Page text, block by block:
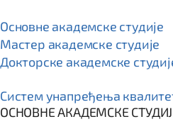
Основне академске студије
Мастер академске студије
Докторске академске
Систем унапређења
ОСНОВНЕ АКАДЕМСКЕ